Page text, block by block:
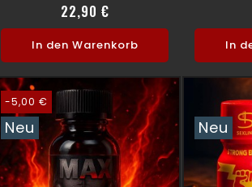
22,90 €Preis
In den Warenkorb In
-5,00 €
Neu Neu